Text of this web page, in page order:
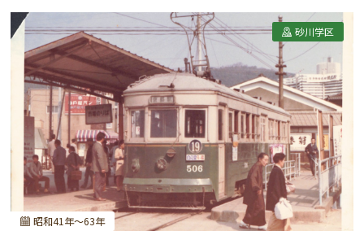
砂川学区
昭和41年～63年